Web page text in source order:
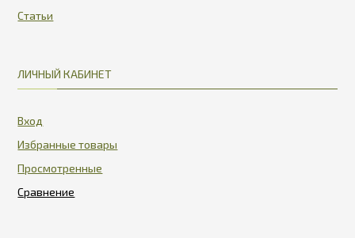
Статьи
ЛИЧНЫЙ КАБИНЕТ
Вход
Избранные товары
Просмотренные